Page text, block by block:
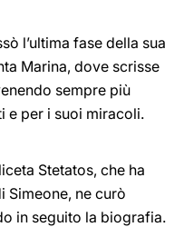
l’ultima fase della sua
Marina, dove scrisse
sempre più
e per i suoi miracoli.
Stetatos, che ha
ne curò
in seguito la biografia.